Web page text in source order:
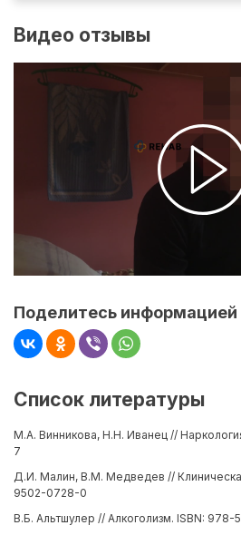
Видео отзывы
Поделитесь информацией
Список литературы
М.А. Винникова, Н.Н. Иванец //
7
Д.И. Малин, В.М. Медведев //
9502-0728-0
В.Б. Альтшулер // Алкоголизм. ISBN: